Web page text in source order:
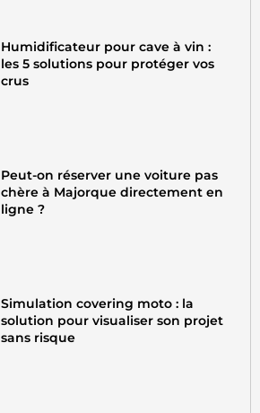
Humidificateur pour cave à vin :
les 5 solutions pour protéger vos
crus
Peut-on réserver une voiture pas
chère à Majorque directement en
ligne ?
Simulation covering moto : la
solution pour visualiser son projet
sans risque